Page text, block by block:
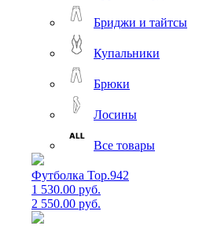
Бриджи и тайтсы
Купальники
Брюки
Лосины
Все товары
Футболка Top.942
1 530.00 руб.
2 550.00 руб.